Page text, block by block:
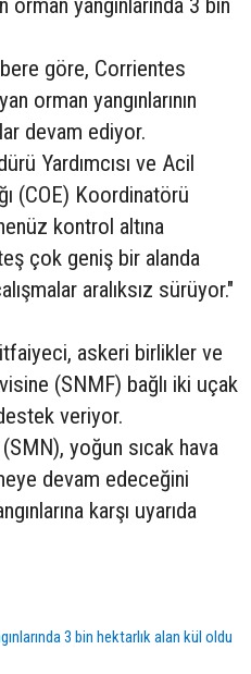
yangınlarında 3 bin
göre, Corrientes
orman yangınlarının
devam ediyor.
Yardımcısı ve Acil
(COE) Koordinatörü
kontrol altına
çok geniş bir alanda
aralıksız sürüyor."
askeri birlikler ve
(SNMF) bağlı iki uçak
veriyor.
yoğun sıcak hava
devam edeceğini
karşı uyarıda
3 bin hektarlık alan kül oldu